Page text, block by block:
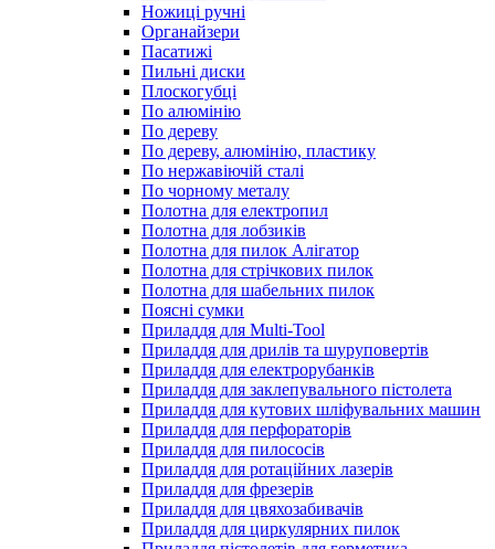
Ножиці ручні
Органайзери
Пасатижі
Пильні диски
Плоскогубці
По алюмінію
По дереву
По дереву, алюмінію, пластику
По нержавіючій сталі
По чорному металу
Полотна для електропил
Полотна для лобзиків
Полотна для пилок Алігатор
Полотна для стрічкових пилок
Полотна для шабельних пилок
Поясні сумки
Приладдя для Multi-Tool
Приладдя для дрилів та шуруповертів
Приладдя для електрорубанків
Приладдя для заклепувального пістолета
Приладдя для кутових шліфувальних машин
Приладдя для перфораторів
Приладдя для пилососів
Приладдя для ротаційних лазерів
Приладдя для фрезерів
Приладдя для цвяхозабивачів
Приладдя для циркулярних пилок